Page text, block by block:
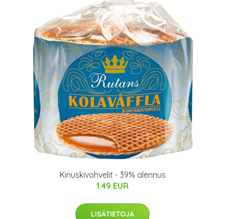
Kinuskivohvelit - 39% alennus
1.49 EUR
LISÄTIETOJA